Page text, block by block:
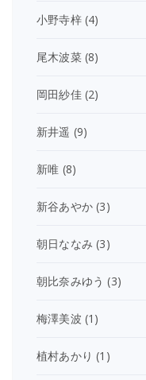
小野寺梓(4)
尾木波菜(8)
岡田紗佳(2)
新井遥 (9)
新唯 (8)
新谷あやか (3)
朝日ななみ (3)
朝比奈みゆう (3)
梅澤美波 (1)
植村あかり (1)